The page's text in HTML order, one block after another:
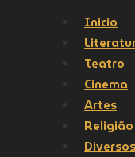
Inicio
Teatro
Cinema
Artes
Religião
Diversos